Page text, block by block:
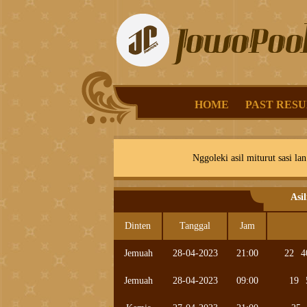
HOME PAST
Nggoleki asil miturut sasi
Dinten Tanggal Jam
Jemuah 28-04-2023 21:00 22
Jemuah 28-04-2023 09:00 19